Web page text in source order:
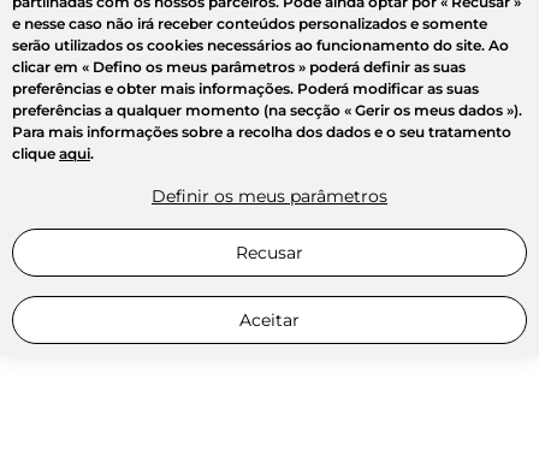
e nesse caso não irá receber conteúdos personalizados e somente
serão utilizados os cookies necessários ao funcionamento do site. Ao
clicar em « Defino os meus parâmetros » poderá definir as suas
preferências e obter mais informações. Poderá modificar as suas
preferências a qualquer momento (na secção « Gerir os meus dados »).
Para mais informações sobre a recolha dos dados e o seu tratamento
clique aqui.
Definir os meus parâmetros
Recusar
Aceitar